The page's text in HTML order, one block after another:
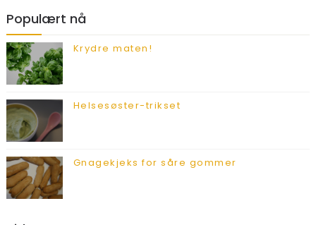
Populært nå
Krydre maten!
Helsesøster-trikset
Gnagekjeks for såre gommer